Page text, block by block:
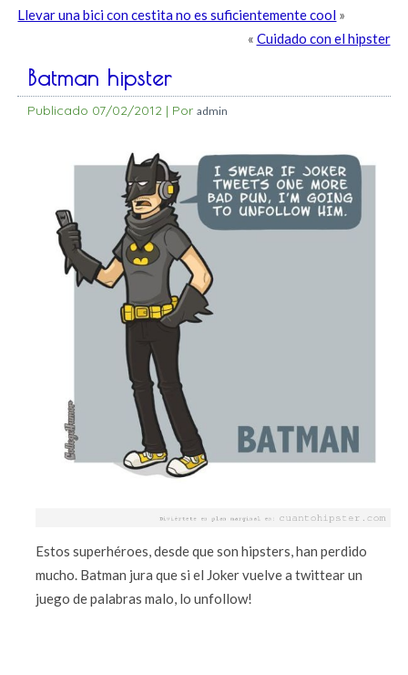
Llevar una bici con cestita no es suficientemente cool »
« Cuidado con el hipster
Batman hipster
Publicado 07/02/2012 | Por admin
Estos superhéroes, desde que son hipsters, han perdido
mucho. Batman jura que si el Joker vuelve a twittear un
juego de palabras malo, lo unfollow!